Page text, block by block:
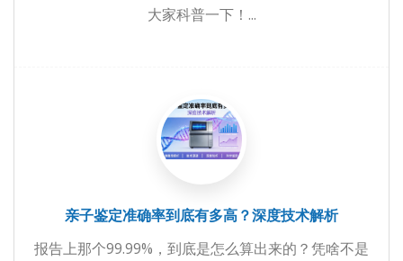
大家科普一下！...
亲子鉴定准确率到底有多高？深度技术解析
报告上那个99.99%，到底是怎么算出来的？凭啥不是